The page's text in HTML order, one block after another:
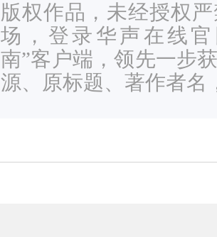
版权作品，未经授权
场，登录华声在线官
南”客户端，领先一步
源、原标题、著作者名